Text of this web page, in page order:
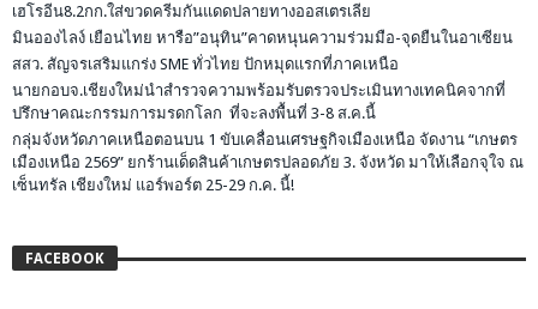
เฮโรอีน8.2กก.ใส่ขวดครีมกันแดดปลายทางออสเตรเลีย
มินอองไลง์ เยือนไทย หารือ”อนุทิน”คาดหนุนความร่วมมือ-จุดยืนในอาเซียน
สสว. สัญจรเสริมแกร่ง SME ทั่วไทย ปักหมุดแรกที่ภาคเหนือ
นายกอบจ.เชียงใหม่นำสำรวจความพร้อมรับตรวจประเมินทางเทคนิคจากที่
ปรึกษาคณะกรรมการมรดกโลก ที่จะลงพื้นที่ 3-8 ส.ค.นี้
กลุ่มจังหวัดภาคเหนือตอนบน 1 ขับเคลื่อนเศรษฐกิจเมืองเหนือ จัดงาน “เกษตร
เมืองเหนือ 2569” ยกร้านเด็ดสินค้าเกษตรปลอดภัย 3. จังหวัด มาให้เลือกจุใจ ณ
เซ็นทรัล เชียงใหม่ แอร์พอร์ต 25-29 ก.ค. นี้!
FACEBOOK